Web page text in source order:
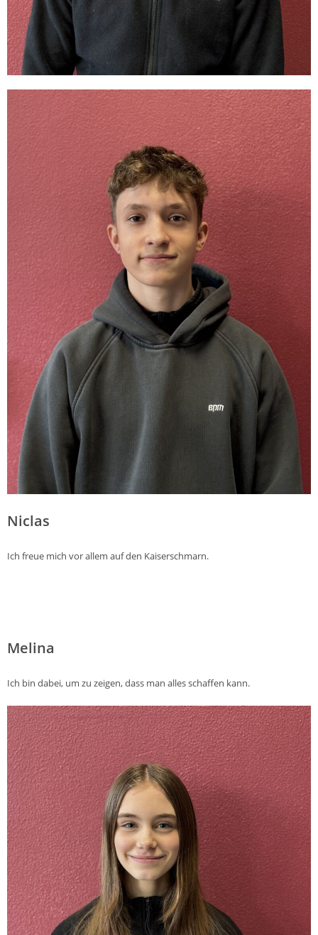
Niclas
Ich freue mich vor allem auf den Kaiserschmarn.
Melina
Ich bin dabei, um zu zeigen, dass man alles schaffen kann.